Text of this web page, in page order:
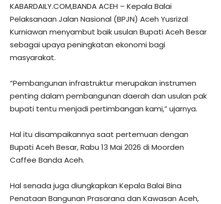
KABARDAILY.COM,BANDA ACEH – Kepala Balai
Pelaksanaan Jalan Nasional (BPJN) Aceh Yusrizal
Kurniawan menyambut baik usulan Bupati Aceh Besar
sebagai upaya peningkatan ekonomi bagi
masyarakat.
“Pembangunan infrastruktur merupakan instrumen
penting dalam pembangunan daerah dan usulan pak
bupati tentu menjadi pertimbangan kami,” ujarnya.
Hal itu disampaikannya saat pertemuan dengan
Bupati Aceh Besar, Rabu 13 Mai 2026 di Moorden
Caffee Banda Aceh.
Hal senada juga diungkapkan Kepala Balai Bina
Penataan Bangunan Prasarana dan Kawasan Aceh,